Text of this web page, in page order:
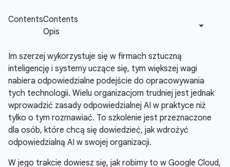
Im szerzej wykorzystuje się w firmach sztuczną
inteligencję i systemy uczące się, tym większej wagi
nabiera odpowiedzialne podejście do opracowywania
tych technologii. Wielu organizacjom trudniej jest jednak
wprowadzić zasady odpowiedzialnej AI w praktyce niż
tylko o tym rozmawiać. To szkolenie jest przeznaczone
dla osób, które chcą się dowiedzieć, jak wdrożyć
odpowiedzialną AI w swojej organizacji.
W jego trakcie dowiesz się, jak robimy to w Google Cloud,